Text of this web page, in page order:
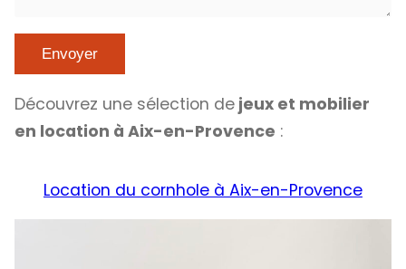
Découvrez une sélection de jeux et mobilier
en location à Aix-en-Provence :
Location du cornhole à Aix-en-Provence